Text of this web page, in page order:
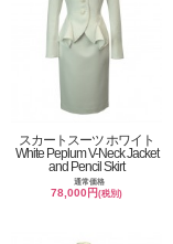
スカートスーツ ホワイト
White Peplum V-Neck Jacket
and Pencil Skirt
通常価格
78,000円(税別)